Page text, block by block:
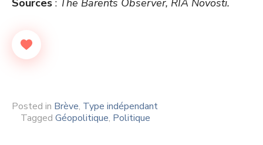
Sources : The Barents Observer, RIA Novosti.
Posted in Brève, Type indépendant
Tagged Géopolitique, Politique